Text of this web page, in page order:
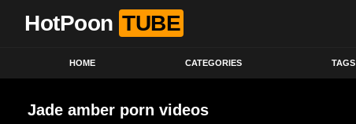
HotPoon TUBE
HOME CATEGORIES TAGS
Jade amber porn videos